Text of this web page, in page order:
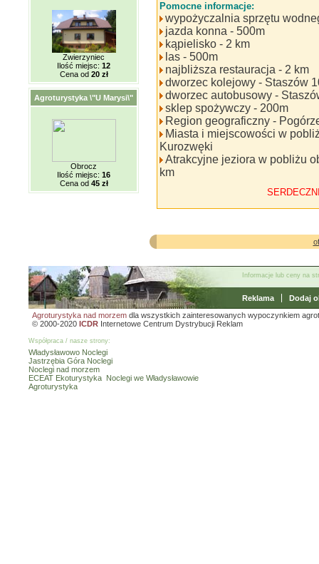
Zwierzyniec
Ilość miejsc: 12
Cena od 20 zł
Agroturystyka \"U Marysi\"
Obrocz
Ilość miejsc: 16
Cena od 45 zł
Pomocne informacje:
wypożyczalnia sprzętu
jazda konna - 500m
kąpielisko - 2 km
las - 500m
najbliższa restauracja - 2 km
dworzec kolejowy - Staszów
dworzec autobusowy -
sklep spożywczy - 200m
Region geograficzny -
Miasta i miejscowości w
Kurozwęki
Atrakcyjne jeziora w pobliżu
km
Informacje lub ceny na
Reklama
Dodaj
Agroturystyka nad morzem dla wszystkich zainteresowanych wypoczynkiem
© 2000-2020 ICDR Internetowe Centrum Dystrybucji Reklam
Współpraca / nasze strony:
Władysławowo Noclegi
Jastrzębia Góra Noclegi
Noclegi nad morzem
ECEAT Ekoturystyka Noclegi we Władysławowie
Agroturystyka